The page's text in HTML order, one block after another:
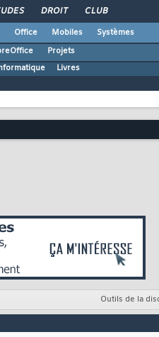
DROIT CLUB
Office Mobiles
Systèmes
Projets
Livres
Outils de la